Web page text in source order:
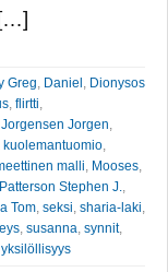
Greg, Daniel , Dionysos
, flirtti,
Jorgensen Jorgen,
kuolemantuomio,
malli, Mooses,
Patterson Stephen J.,
Tom, seksi, sharia-laki,
, susanna, synnit,
yksilöllisyys